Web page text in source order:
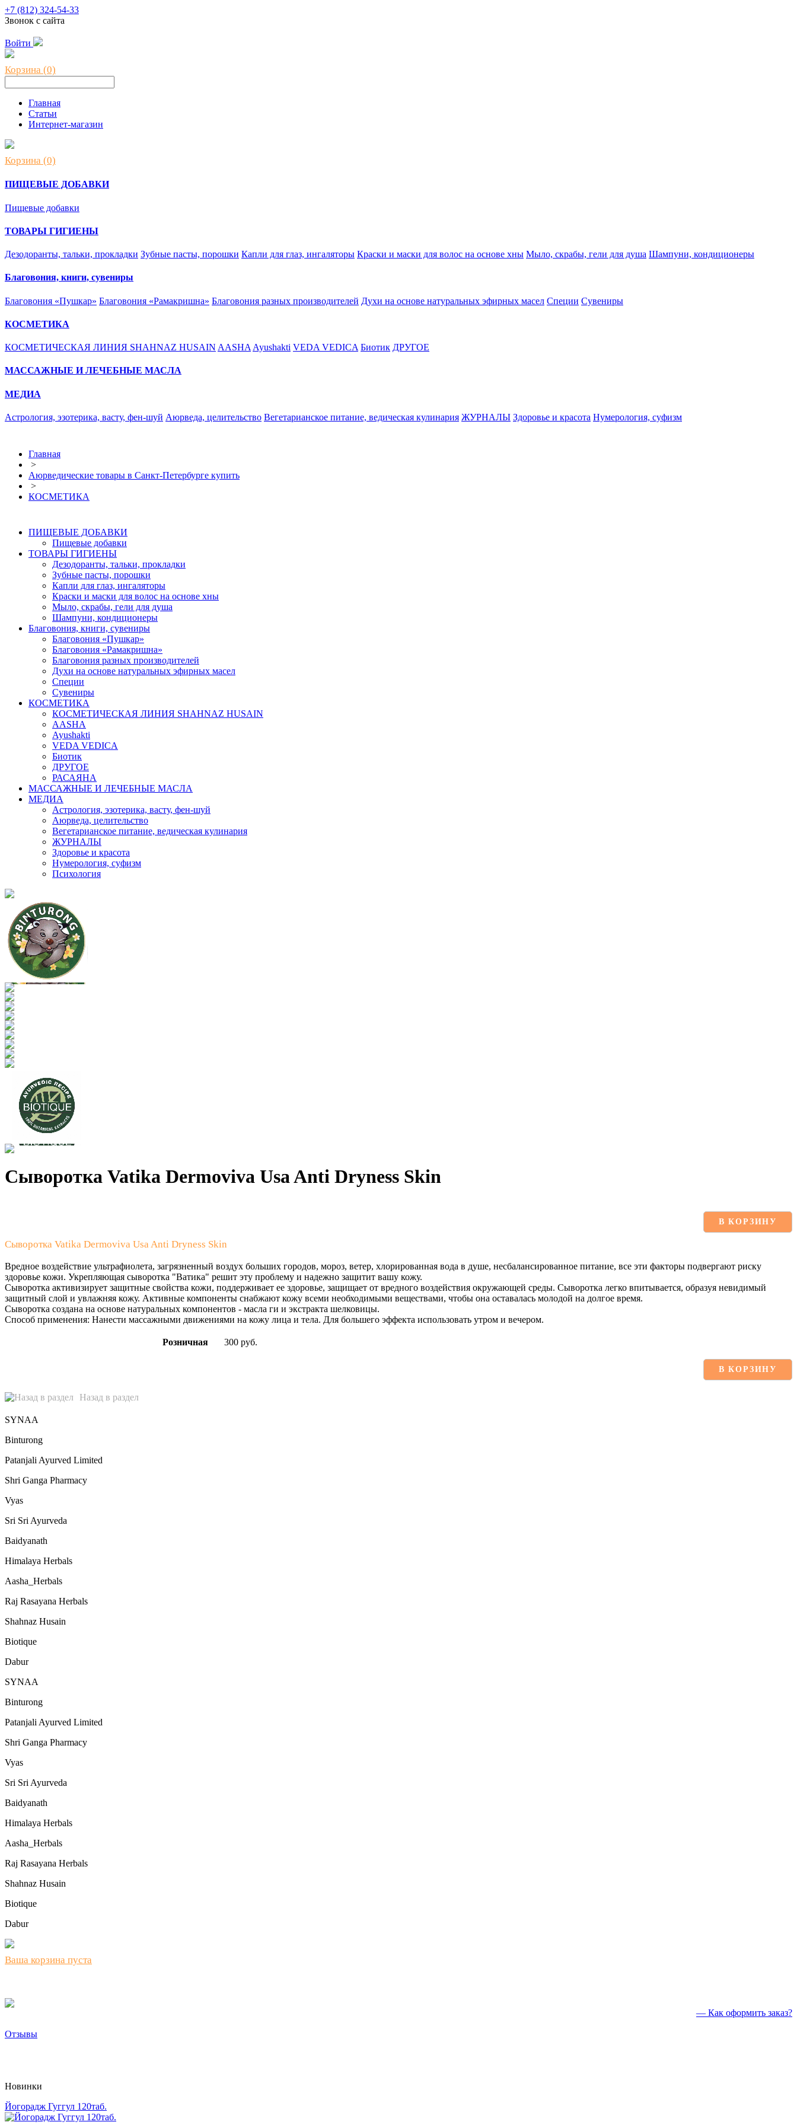
+7 (812) 324-54-33
Звонок с сайта
Войти
Корзина (0)
Главная
Статьи
Интернет-магазин
Корзина (0)
ПИЩЕВЫЕ ДОБАВКИ
Пищевые добавки
ТОВАРЫ ГИГИЕНЫ
Дезодоранты, тальки, прокладки Зубные пасты, порошки Капли для глаз, ингаляторы Краски и маски для волос на основе хны Мыло, скрабы, гели для душа Шампуни, кондиционеры
Благовония, книги, сувениры
Благовония «Пушкар» Благовония «Рамакришна» Благовония разных производителей Духи на основе натуральных эфирных масел Специи Сувениры
КОСМЕТИКА
КОСМЕТИЧЕСКАЯ ЛИНИЯ SHAHNAZ HUSAIN AASHA Ayushakti VEDA VEDICA Биотик ДРУГОЕ
МАССАЖНЫЕ И ЛЕЧЕБНЫЕ МАСЛА
МЕДИА
Астрология, эзотерика, васту, фен-шуй Аюрведа, целительство Вегетарианское питание, ведическая кулинария ЖУРНАЛЫ Здоровье и красота Нумерология, суфизм
Главная
>
Аюрведические товары в Санкт-Петербурге купить
>
КОСМЕТИКА
ПИЩЕВЫЕ ДОБАВКИ
Пищевые добавки
ТОВАРЫ ГИГИЕНЫ
Дезодоранты, тальки, прокладки
Зубные пасты, порошки
Капли для глаз, ингаляторы
Краски и маски для волос на основе хны
Мыло, скрабы, гели для душа
Шампуни, кондиционеры
Благовония, книги, сувениры
Благовония «Пушкар»
Благовония «Рамакришна»
Благовония разных производителей
Духи на основе натуральных эфирных масел
Специи
Сувениры
КОСМЕТИКА
КОСМЕТИЧЕСКАЯ ЛИНИЯ SHAHNAZ HUSAIN
AASHA
Ayushakti
VEDA VEDICA
Биотик
ДРУГОЕ
РАСАЯНА
МАССАЖНЫЕ И ЛЕЧЕБНЫЕ МАСЛА
МЕДИА
Астрология, эзотерика, васту, фен-шуй
Аюрведа, целительство
Вегетарианское питание, ведическая кулинария
ЖУРНАЛЫ
Здоровье и красота
Нумерология, суфизм
Психология
Сыворотка Vatika Dermoviva Usa Anti Dryness Skin
В КОРЗИНУ
Сыворотка Vatika Dermoviva Usa Anti Dryness Skin
Вредное воздействие ультрафиолета, загрязненный воздух больших городов, мороз, ветер, хлорированная вода в душе, несбалансированное питание, все эти факторы подвергают риску
здоровье кожи. Укрепляющая сыворотка "Ватика" решит эту проблему и надежно защитит вашу кожу.
Сыворотка активизирует защитные свойства кожи, поддерживает ее здоровье, защищает от вредного воздействия окружающей среды. Сыворотка легко впитывается, образуя невидимый
защитный слой и увлажняя кожу. Активные компоненты снабжают кожу всеми необходимыми веществами, чтобы она оставалась молодой на долгое время.
Сыворотка создана на основе натуральных компонентов - масла ги и экстракта шелковицы.
Способ применения: Нанести массажными движениями на кожу лица и тела. Для большего эффекта использовать утром и вечером.
Розничная 300 руб.
В КОРЗИНУ
Назад в раздел
SYNAA
Binturong
Patanjali Ayurved Limited
Shri Ganga Pharmacy
Vyas
Sri Sri Ayurveda
Baidyanath
Himalaya Herbals
Aasha_Herbals
Raj Rasayana Herbals
Shahnaz Husain
Biotique
Dabur
SYNAA
Binturong
Patanjali Ayurved Limited
Shri Ganga Pharmacy
Vyas
Sri Sri Ayurveda
Baidyanath
Himalaya Herbals
Aasha_Herbals
Raj Rasayana Herbals
Shahnaz Husain
Biotique
Dabur
Ваша корзина пуста
— Как оформить заказ?
Отзывы
Новинки
Йогорадж Гуггул 120таб.